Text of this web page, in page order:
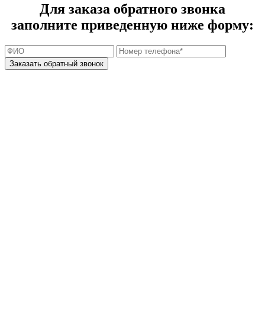
Для заказа обратного звонка
заполните приведенную ниже форму: